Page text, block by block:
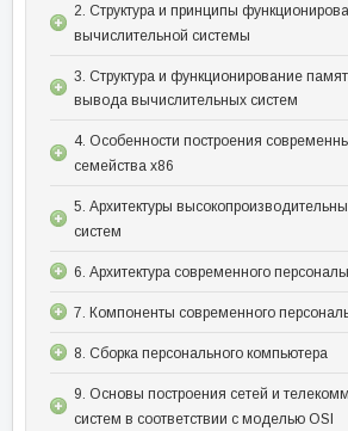
2. Структура и принципы
вычислительной системы
3. Структура и функционирование
вывода вычислительных систем
4. Особенности построения
семейства x86
5. Архитектуры
систем
6. Архитектура современного
7. Компоненты современного
8. Сборка персонального компьютера
9. Основы построения сетей и
систем в соответствии с моделью OSI